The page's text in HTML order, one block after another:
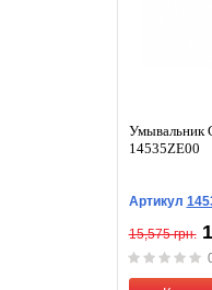
Умывальник
14535ZE00
Артикул
15,575 грн.